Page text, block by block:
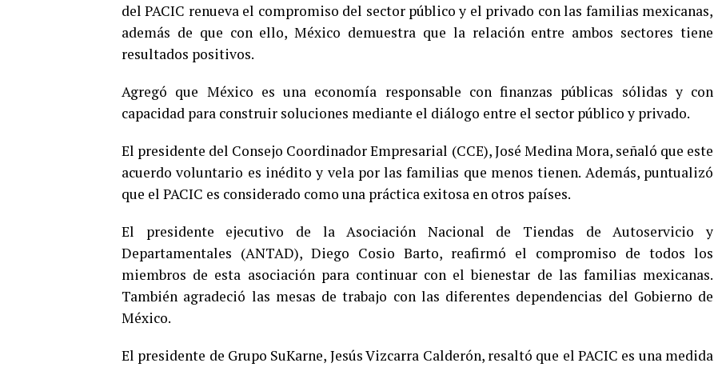
del PACIC renueva el compromiso del sector público y el privado con las familias mexicanas,
además de que con ello, México demuestra que la relación entre ambos sectores tiene
resultados positivos.
Agregó que México es una economía responsable con finanzas públicas sólidas y con
capacidad para construir soluciones mediante el diálogo entre el sector público y privado.
El presidente del Consejo Coordinador Empresarial (CCE), José Medina Mora, señaló que este
acuerdo voluntario es inédito y vela por las familias que menos tienen. Además, puntualizó
que el PACIC es considerado como una práctica exitosa en otros países.
El presidente ejecutivo de la Asociación Nacional de Tiendas de Autoservicio y
Departamentales (ANTAD), Diego Cosio Barto, reafirmó el compromiso de todos los
miembros de esta asociación para continuar con el bienestar de las familias mexicanas.
También agradeció las mesas de trabajo con las diferentes dependencias del Gobierno de
México.
El presidente de Grupo SuKarne, Jesús Vizcarra Calderón, resaltó que el PACIC es una medida